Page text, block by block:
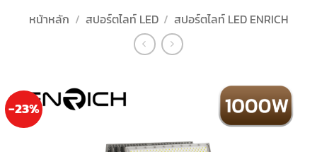
หน้าหลัก / สปอร์ตไลท์ LED / สปอร์ตไลท์ LED ENRICH
-23%